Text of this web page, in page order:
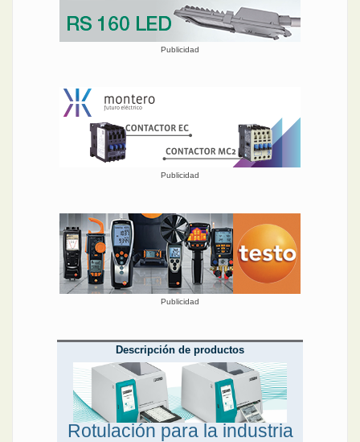
Publicidad
Publicidad
Publicidad
Descripción de productos
Rotulación para la industria